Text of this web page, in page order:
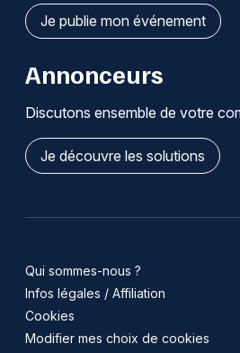
Je publie mon événement
Annonceurs
Discutons ensemble de votre
Je découvre les solutions
Qui sommes-nous ?
Infos légales / Affiliation
Cookies
Modifier mes choix de cookies